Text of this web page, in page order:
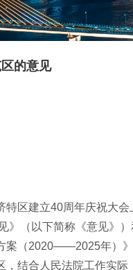
的意见
区建立40周年庆祝大会
》（以下简称《意见》）
案（2020——2025年）
，结合人民法院工作实际